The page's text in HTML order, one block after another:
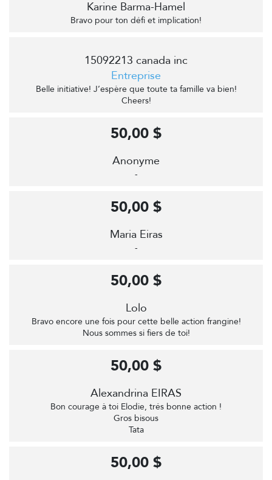
Karine Barma-Hamel
Bravo pour ton défi et implication!
15092213 canada inc
Entreprise
Belle initiative! J’espère que toute ta famille va bien!
Cheers!
Anonyme
-
50,00 $
Maria Eiras
-
50,00 $
Lolo
Bravo encore une fois pour cette belle action frangine!
Nous sommes si fiers de toi!
50,00 $
Alexandrina EIRAS
Bon courage à toi Elodie, trés bonne action !
Gros bisous
Tata
50,00 $
50,00 $